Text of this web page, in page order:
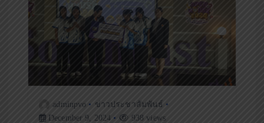
v
g
adminpvo
ข่าวประชาสัมพันธ์
December 9, 2024
938 views